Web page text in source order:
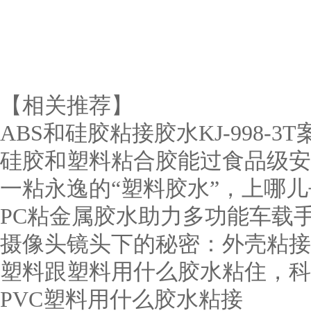
【相关推荐】
ABS和硅胶粘接胶水KJ-998-3T
硅胶和塑料粘合胶能过食品级
一粘永逸的“塑料胶水”，上哪
PC粘金属胶水助力多功能车载
摄像头镜头下的秘密：外壳粘
塑料跟塑料用什么胶水粘住，
PVC塑料用什么胶水粘接